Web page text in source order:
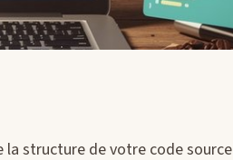
structure de votre code source